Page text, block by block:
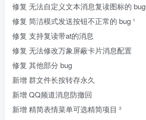
修复 无法自定义文本消息复读图标的 bug
修复 简洁模式发送按钮不正常的 bug ¹
修复 支持复读带at的消息
修复 无法修改万象屏蔽卡片消息配置
修复 其他部分 bug
新增 群文件长按转存永久
新增 QQ频道消息防撤回
新增 精简表情菜单可选精简项目 ²